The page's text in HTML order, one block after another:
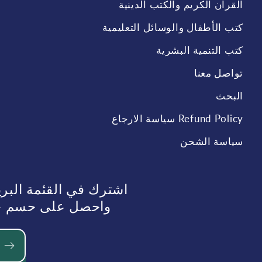
القران الكريم والكتب الدينية
كتب الأطفال والوسائل التعليمية
كتب التنمية البشرية
تواصل معنا
البحث
Refund Policy سياسة الارجاع
سياسة الشحن
اشترك في القئمة
واحصل على حسم حسم 10%عند الطلب في